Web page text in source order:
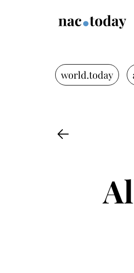
world.today